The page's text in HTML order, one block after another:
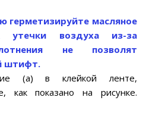
герметизируйте масляное
утечки воздуха из-за
не позволят
штифт.
(а) в клейкой ленте,
как показано на рисунке.